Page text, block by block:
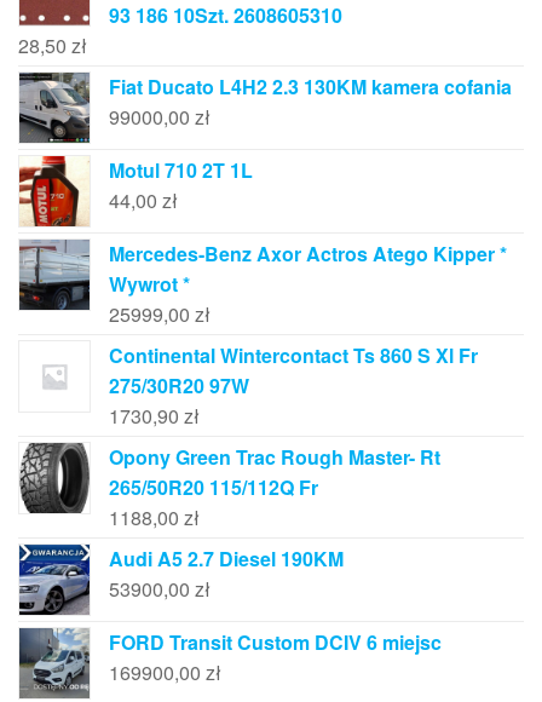
93 186 10Szt. 2608605310
28,50 zł
Fiat Ducato L4H2 2.3 130KM kamera cofania
99000,00 zł
Motul 710 2T 1L
44,00 zł
Mercedes-Benz Axor Actros Atego Kipper *
Wywrot *
25999,00 zł
Continental Wintercontact Ts 860 S Xl Fr
275/30R20 97W
1730,90 zł
Opony Green Trac Rough Master- Rt
265/50R20 115/112Q Fr
1188,00 zł
Audi A5 2.7 Diesel 190KM
53900,00 zł
FORD Transit Custom DCIV 6 miejsc
169900,00 zł